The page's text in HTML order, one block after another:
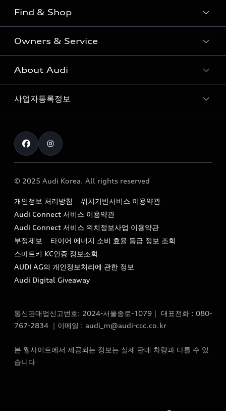
SUV
Coupe
S range
e-tron
Find & Shop
전시장/AAP 전시장/AS센터
아우디 신차 재고
아우디 모델 비교하기
아우디 공식 인증 중고차
The new Audi A6 Taste Drive 이벤트
Owners & Service
고객안내
Audi Connect
myAudiworld
내비게이션 데이터 다운로드
아우디 영상 매뉴얼
서비스 센터
서비스 프로그램
아우디 e-tron 케어 프로그램
사설수리업체를 위한 권고사항
About Audi
아우디 브랜드
Formula 1
Audi Story
아우디코리아 소식
아우디코리아 소개
아우디 스토리
아우디 브랜드 히스토리
quattro 시스템
사업자등록정보
통신판매업신고번호 : 2024-서울종로-1079
대표자명 : 틸 셰어
딩)
이메일 : audi_m@audi-ccc.co.kr
© 2025 Audi Korea. All rights reserved
개인정보 처리방침
위치기반서비스 이용약관
Audi Connect 서비스 이용약관
Audi Connect 서비스 위치정보사업 이용약관
부정제보
타이어 에너지 소비 효율 등급 정보 조회
스마트키 KC인증 정보조회
AUDI AG의 개인정보처리에 관한 정보
Audi Digital Giveaway
통신판매업신고번호: 2024-서울종로-1079｜ 대표전화 : 080-
767-2834 ｜이메일 : audi_m@audi-ccc.co.kr
본 웹사이트에서 제공되는 정보는 실제 판매 차량과 다를 수 있
습니다